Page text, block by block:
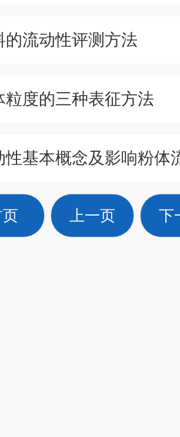
的流动性评测方法
粒度的三种表征方法
上一页 下